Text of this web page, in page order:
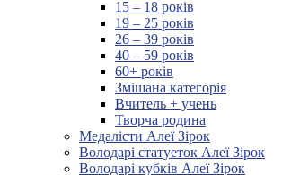
15 – 18 років
19 – 25 років
26 – 39 років
40 – 59 років
60+ років
Змішана категорія
Вчитель + учень
Творча родина
Медалісти Алеї Зірок
Володарі статуеток Алеї Зірок
Володарі кубків Алеї Зірок